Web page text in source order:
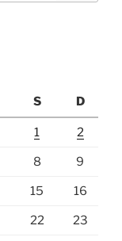
S D
1 2
8 9
15 16
22 23